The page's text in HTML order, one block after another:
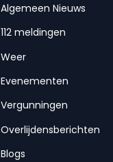
Algemeen Nieuws
112 meldingen
Weer
Evenementen
Vergunningen
Overlijdensberichten
Blogs